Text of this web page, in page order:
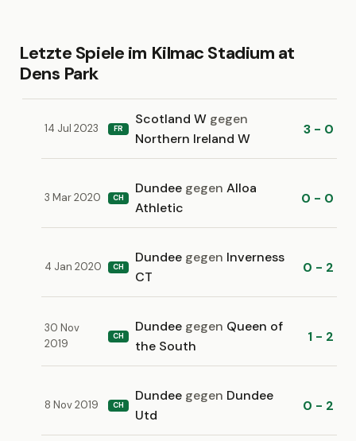
Letzte Spiele im Kilmac Stadium at
Dens Park
14 Jul 2023 FR
Scotland W gegen
Northern Ireland W
3 - 0
3 Mar 2020 CH
Dundee gegen Alloa
Athletic
0 - 0
4 Jan 2020 CH
Dundee gegen Inverness
CT
0 - 2
30 Nov
2019
CH
Dundee gegen Queen of
the South
1 - 2
8 Nov 2019 CH
Dundee gegen Dundee
Utd
0 - 2